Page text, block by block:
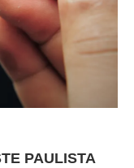
PAULISTA